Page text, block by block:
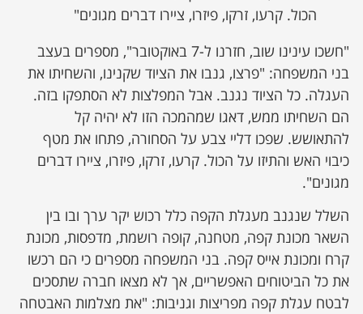
הכול. קרעו, זרקו, פיזרו, ציירו דברים מגונים"
"חשכו עינינו שוב, חזרנו ל-7 באוקטובר", מספרים בעצב
בני המשפחה: "פרצו, גנבו את הציוד שקנינו, והשחיתו את
העגלה. כל הציוד נגנב. אבל המפלצות לא הסתפקו בזה.
הם השחיתו ממש, דאגו שמהמכה הזו לא יהיה קל
להתאושש. שפכו דליי צבע על הסחורה, פתחו את מטף
כיבוי האש והתיזו על הכול. קרעו, זרקו, פיזרו, ציירו דברים
מגונים".
השלל שנגנב מעגלת הקפה כלל רכוש יקר ערך ובו בין
השאר מכונת קפה, מטחנה, קופה רושמת, מדפסות, מכונת
קרח ומכונת אייס קפה. בני המשפחה מספרים כי הם רכשו
את כל הביטוחים האפשריים, אך לא מצאו חברה שתסכים
לבטח עגלת קפה מפריצות וגניבות: "את מצלמות האבטחה